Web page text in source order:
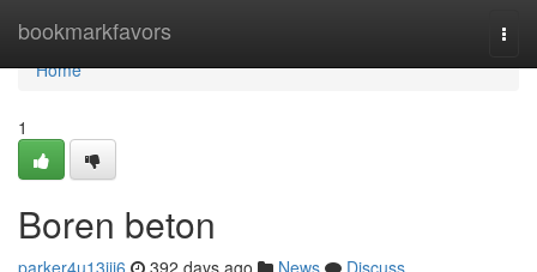
bookmarkfavors
Home
Home
1
Boren beton
parker4u13iji6 392 days ago News
Discuss